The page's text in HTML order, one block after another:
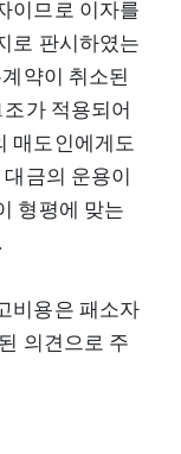
이므로 이자를
로 판시하였는
약이 취소된
가 적용되어
매도인에게도
금의 운용이
형평에 맞는
비용은 패소자
의견으로 주